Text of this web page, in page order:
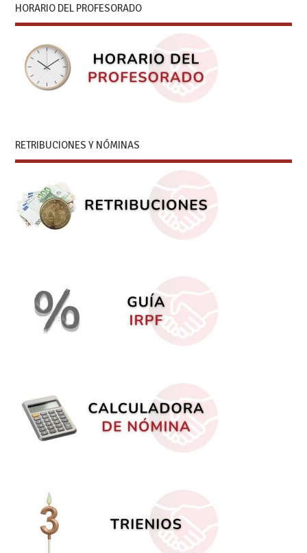
HORARIO DEL PROFESORADO
RETRIBUCIONES Y NÓMINAS